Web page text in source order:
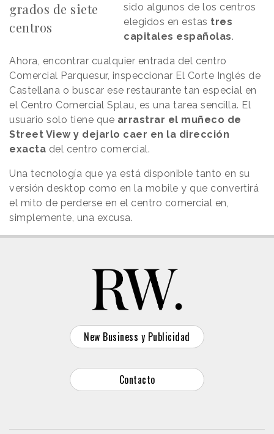
grados de siete
centros
sido algunos de los centros
elegidos en estas tres
capitales españolas.
Ahora, encontrar cualquier entrada del centro
Comercial Parquesur, inspeccionar El Corte Inglés de
Castellana o buscar ese restaurante tan especial en
el Centro Comercial Splau, es una tarea sencilla. El
usuario solo tiene que arrastrar el muñeco de
Street View y dejarlo caer en la dirección
exacta del centro comercial.
Una tecnología que ya está disponible tanto en su
versión desktop como en la mobile y que convertirá
el mito de perderse en el centro comercial en,
simplemente, una excusa.
New Business y Publicidad
Contacto